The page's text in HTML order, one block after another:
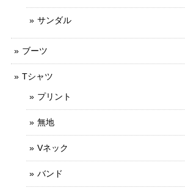
サンダル
ブーツ
Tシャツ
プリント
無地
Vネック
バンド